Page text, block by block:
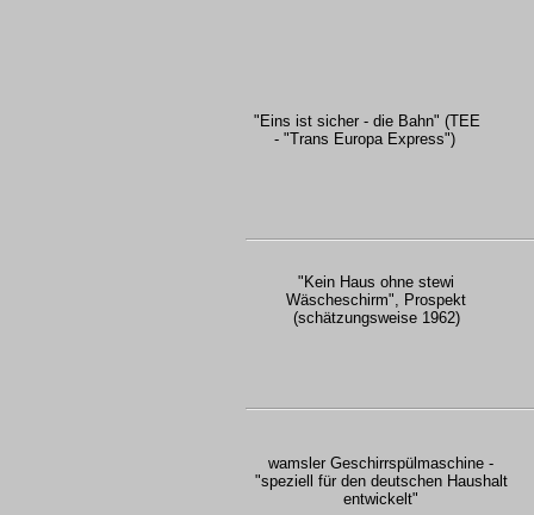
"Eins ist sicher - die Bahn" (TEE
- "Trans Europa Express")
"Kein Haus ohne stewi
Wäscheschirm", Prospekt
(schätzungsweise 1962)
wamsler Geschirrspülmaschine -
"speziell für den deutschen Haushalt
entwickelt"